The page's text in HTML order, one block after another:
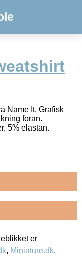
Name It. Grafisk
foran.
5% elastan.
er
, Miniature.dk,